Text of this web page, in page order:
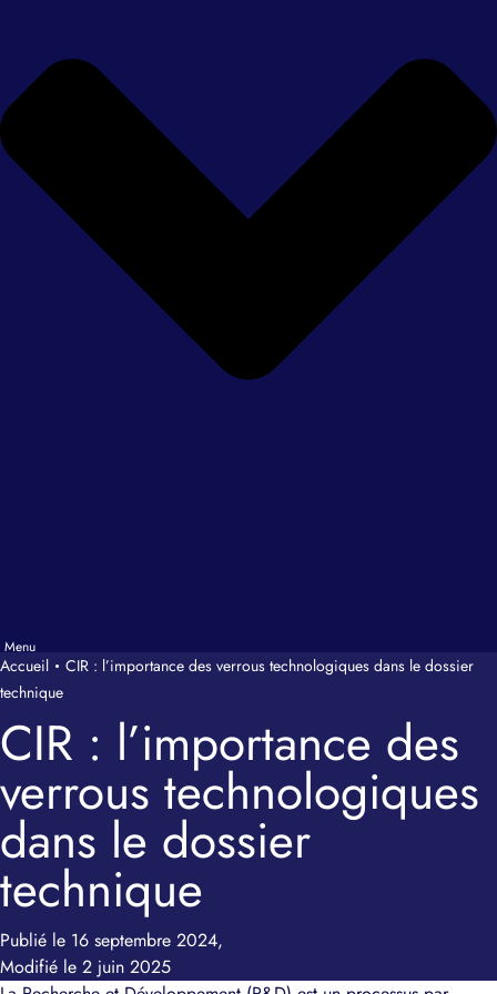
Accueil
CIR : l’importance des verrous technologiques dans le dossier
technique
CIR : l’importance des
verrous technologiques
dans le dossier
technique
Publié le 16 septembre 2024,
Modifié le 2 juin 2025